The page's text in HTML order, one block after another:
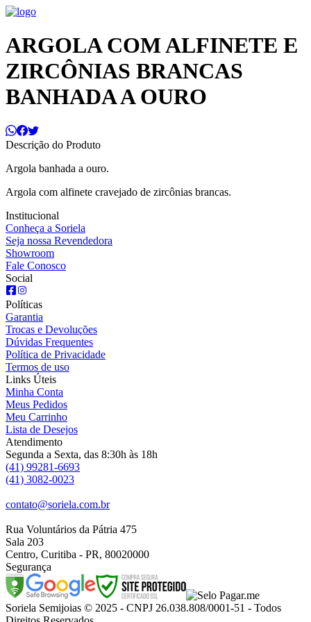
ARGOLA COM ALFINETE E
ZIRCÔNIAS BRANCAS
BANHADA A OURO
Descrição do Produto
Argola banhada a ouro.
Argola com alfinete cravejado de zircônias brancas.
Institucional
Conheça a Soriela
Seja nossa Revendedora
Showroom
Fale Conosco
Social
Políticas
Garantia
Trocas e Devoluções
Dúvidas Frequentes
Política de Privacidade
Termos de uso
Links Úteis
Minha Conta
Meus Pedidos
Meu Carrinho
Lista de Desejos
Atendimento
Segunda a Sexta, das 8:30h às 18h
(41) 99281-6693
(41) 3082-0023
contato@soriela.com.br
Rua Voluntários da Pátria 475
Sala 203
Centro, Curitiba - PR, 80020000
Segurança
Soriela Semijoias © 2025 - CNPJ 26.038.808/0001-51 - Todos